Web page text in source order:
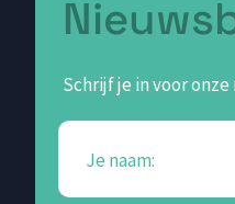
Schrijf je in voor
Je naam: